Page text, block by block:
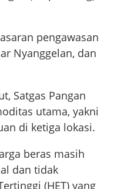
pengawasan
Nyanggelan, dan
Satgas Pangan
utama, yakni
di ketiga lokasi.
beras masih
dan tidak
(HET) yang